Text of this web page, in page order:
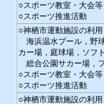
○スポーツ教室・大会等
○スポーツ推進活動
○神栖市運動施設の利用
海浜温水プール，野
カー場，庭球場，ソフ
総合公園サカー場，
○スポーツ教室・大会等
○スポーツ推進活動
○神栖市運動施設の利用